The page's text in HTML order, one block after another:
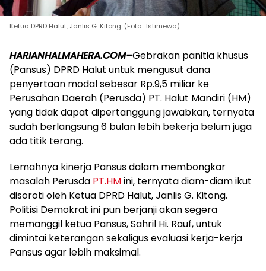
Ketua DPRD Halut, Janlis G. Kitong. (Foto : Istimewa)
HARIANHALMAHERA.COM–Gebrakan panitia khusus
(Pansus) DPRD Halut untuk mengusut dana
penyertaan modal sebesar Rp.9,5 miliar ke
Perusahan Daerah (Perusda) PT. Halut Mandiri (HM)
yang tidak dapat dipertanggung jawabkan, ternyata
sudah berlangsung 6 bulan lebih bekerja belum juga
ada titik terang.
Lemahnya kinerja Pansus dalam membongkar
masalah Perusda PT.HMini, ternyata diam-diam ikut
disoroti oleh Ketua DPRD Halut, Janlis G. Kitong.
Politisi Demokrat ini pun berjanji akan segera
memanggil ketua Pansus, Sahril Hi. Rauf, untuk
dimintai keterangan sekaligus evaluasi kerja-kerja
Pansus agar lebih maksimal.